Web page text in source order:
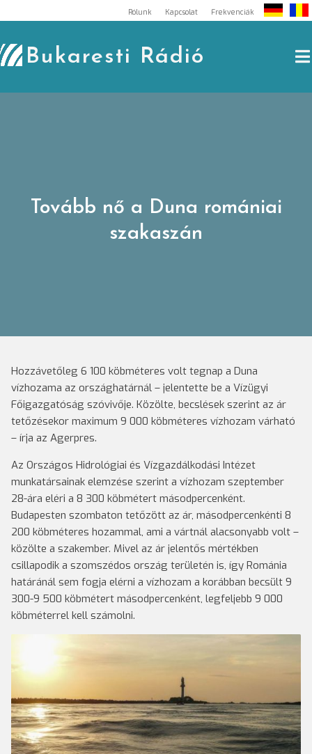
to
content
Rólunk Kapcsolat Frekvenciák
Bukaresti Rádió
Tovább nő a Duna romániai
szakaszán
Hozzávetőleg 6 100 köbméteres volt tegnap a Duna
vízhozama az országhatárnál – jelentette be a Vízügyi
Főigazgatóság szóvivője. Közölte, becslések szerint az ár
tetőzésekor maximum 9 000 köbméteres vízhozam várható
– írja az Agerpres.
Az Országos Hidrológiai és Vízgazdálkodási Intézet
munkatársainak elemzése szerint a vízhozam szeptember
28-ára eléri a 8 300 köbmétert másodpercenként.
Budapesten szombaton tetőzött az ár, másodpercenkénti 8
200 köbméteres hozammal, ami a vártnál alacsonyabb volt –
közölte a szakember. Mivel az ár jelentős mértékben
csillapodik a szomszédos ország területén is, így Románia
határánál sem fogja elérni a vízhozam a korábban becsült 9
300-9 500 köbmétert másodpercenként, legfeljebb 9 000
köbméterrel kell számolni.